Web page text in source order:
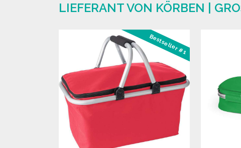
LIEFERANT VON KÖRBEN |
Bestseller #1